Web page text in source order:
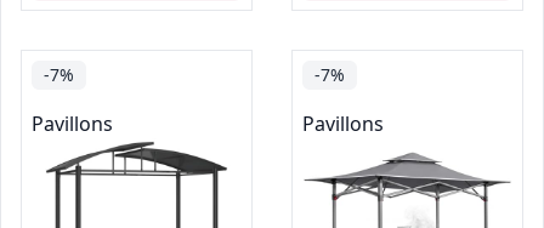
-7%
Pavillons
-7%
Pavillons